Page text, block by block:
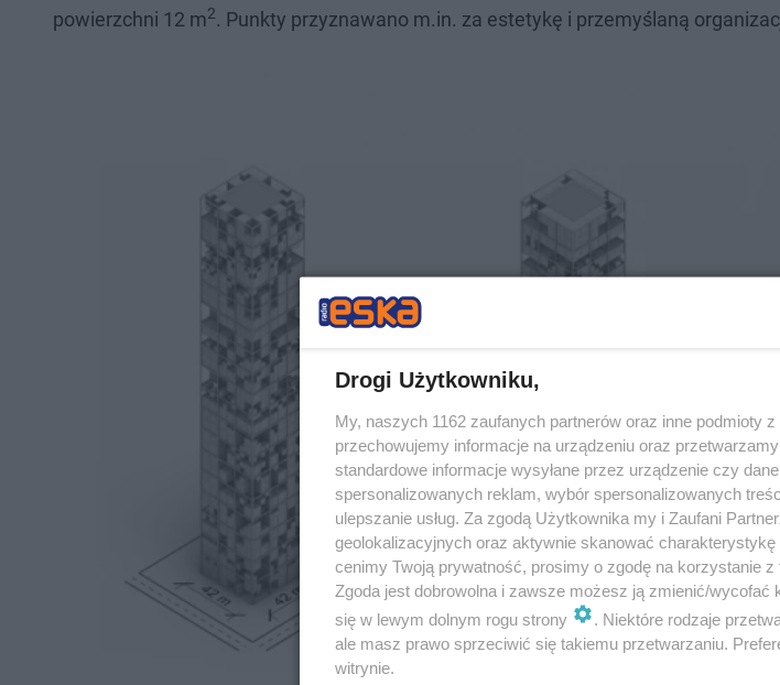
powierzchni 12 m2. Punkty przyznawano m.in. za estetykę i przemyślaną
Drogi Użytkowniku,
My, naszych 1162 zaufanych partnerów oraz inne podmioty
przechowujemy informacje na urządzeniu oraz
standardowe informacje wysyłane przez urządzenie czy
spersonalizowanych reklam, wybór spersonalizowanych
ulepszanie usług. Za zgodą Użytkownika my i Zaufani
geolokalizacyjnych oraz aktywnie skanować
cenimy Twoją prywatność, prosimy o zgodę na korzystanie z
Zgoda jest dobrowolna i zawsze możesz ją zmienić/
się w lewym dolnym rogu strony
. Niektóre rodzaje
ale masz prawo sprzeciwić się takiemu przetwarzaniu.
witrynie.